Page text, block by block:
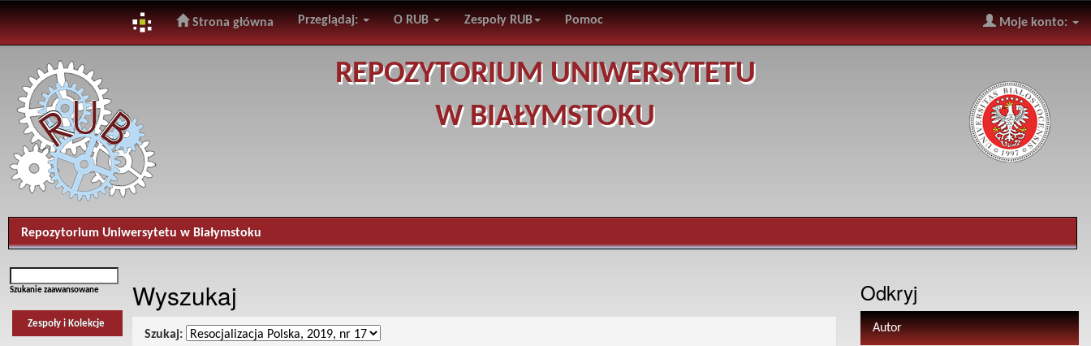
navigation
Strona główna Przeglądaj: O RUB Zespoły RUB Pomoc Moje konto:
REPOZYTORIUM UNIWERSYTETU
W BIAŁYMSTOKU
Repozytorium Uniwersytetu w Białymstoku
Szukanie zaawansowane
Zespoły i Kolekcje
Wyszukaj
Szukaj:
Odkryj
Autor